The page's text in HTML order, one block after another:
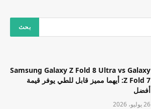
Samsung Galaxy Z Fold 8 Ultra vs Galaxy
Z Fold 7: أيهما مميز قابل للطي يوفر قيمة
أفضل
26 يوليو، 2026